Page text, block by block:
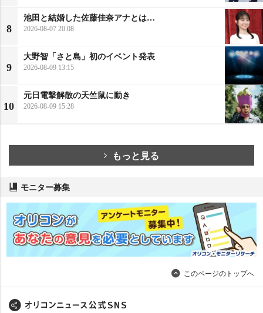
8
池田と結婚した佐藤佳奈アナとは…
2026-08-07 20:08
9
大野智「さと島」初のイベント発表
2026-08-09 13:15
10
元日電撃解散の天竺鼠に動き
2026-08-09 15:28
もっと見る
モニター募集
このページのトップへ